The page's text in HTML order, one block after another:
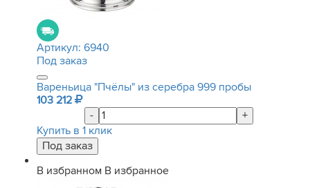
Артикул: 6940
Под заказ
Вареньица "Пчёлы" из серебра 999 пробы
103 212
-
+
Купить в 1 клик
В избранном В избранное